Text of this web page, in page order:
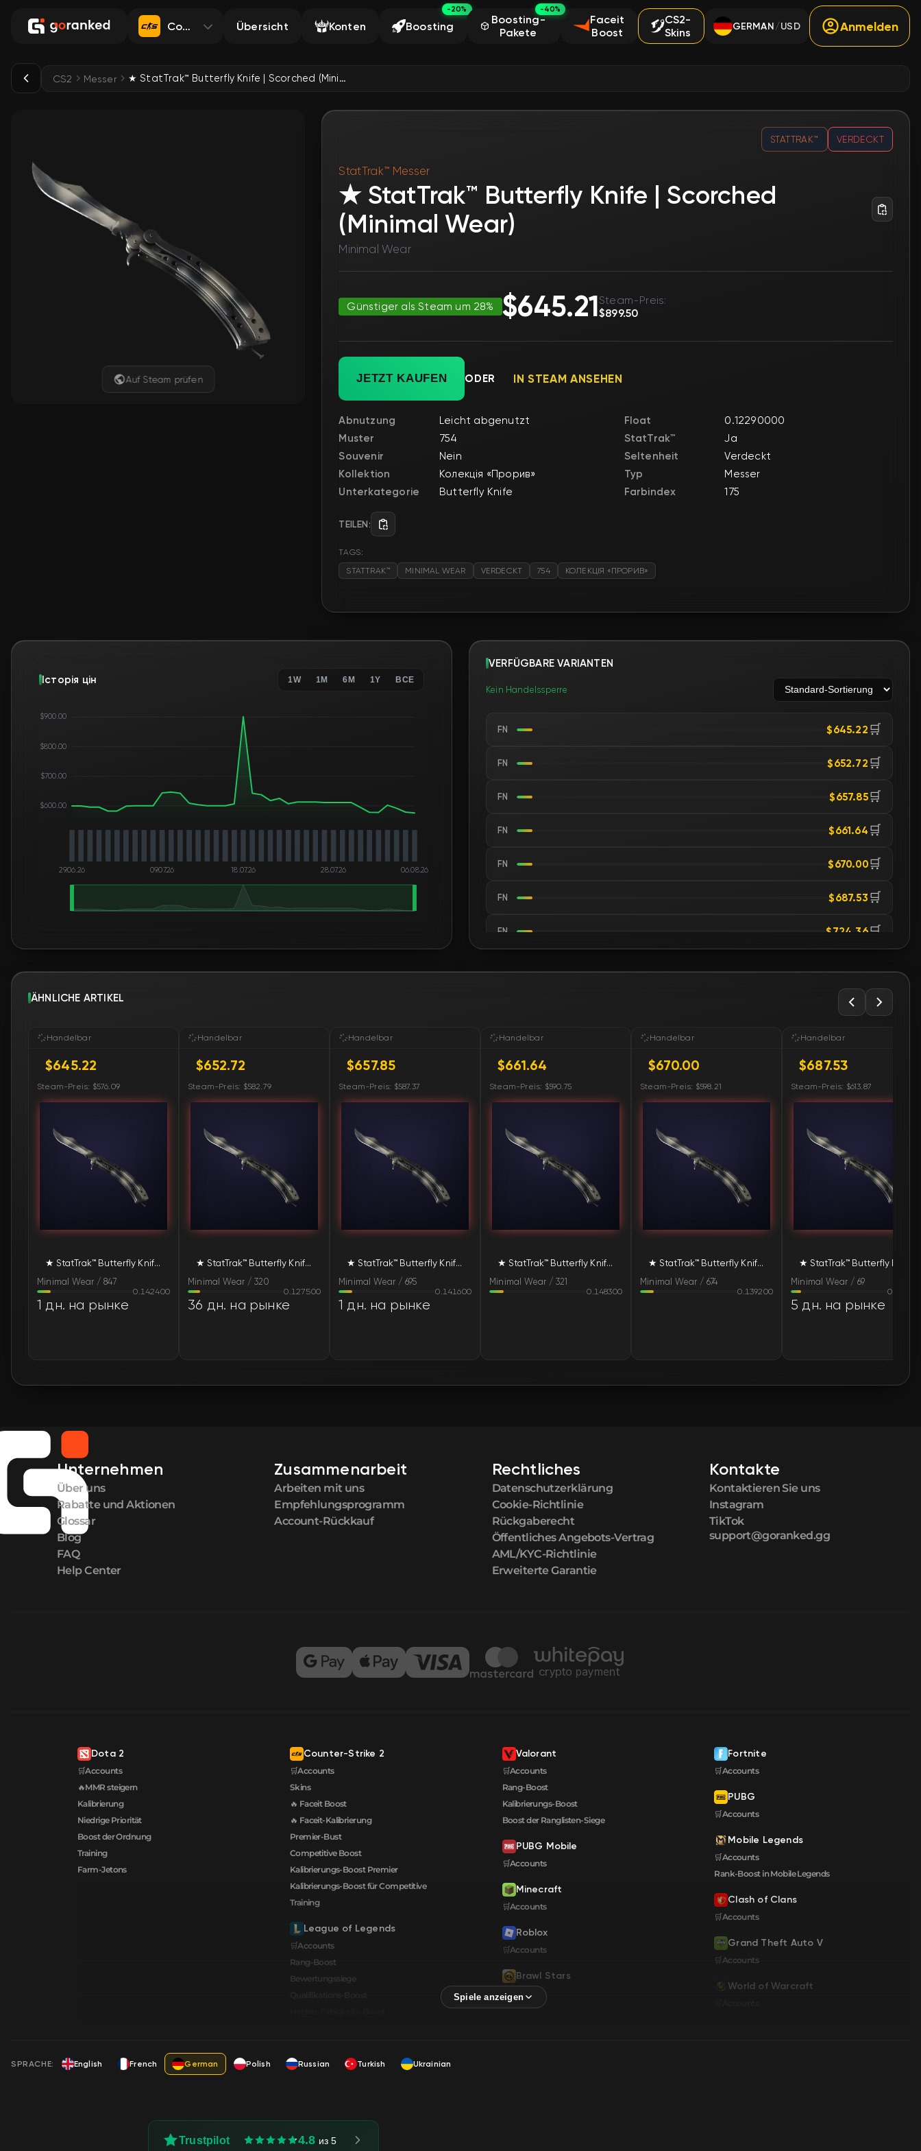
Counter-Strike 2Übersicht Konten Boosting
-20%
Boosting-
Pakete
-40%
Faceit
Boost
CS2-
Skins
GERMAN/USD Anmelden
CS2 Messer ★ StatTrak™ Butterfly Knife | Scorched (Minimal Wear)
Auf Steam prüfen
STATTRAK™ VERDECKT
StatTrak™ Messer
★ StatTrak™ Butterfly Knife | Scorched
(Minimal Wear)
Minimal Wear
Günstiger als Steam um 28% $645.21Steam-Preis:
$899.50
JETZT KAUFEN ODER IN STEAM ANSEHEN
Abnutzung Leicht abgenutzt Float
0.12290000
Muster
754 StatTrak™
Ja
Souvenir
Nein Seltenheit
Verdeckt
Kollektion
Колекція «Прорив» Typ
Messer
Unterkategorie
Butterfly Knife Farbindex 175
TEILEN:
TAGS:
STATTRAK™
MINIMAL WEAR VERDECKT 754 КОЛЕКЦІЯ «ПРОРИВ»
Історія цін 1W 1M 6M 1Y ВСЕ
$600.00
$700.00
$800.00
$900.00
29.06.26 09.07.26 18.07.26 28.07.26 06.08.26
VERFÜGBARE VARIANTEN
Kein Handelssperre
FN $645.22 🛒
FN $652.72 🛒
FN $657.85🛒
FN $661.64 🛒
FN $670.00🛒
FN $687.53 🛒
FN $724.36🛒
$741.70 🛒
FN $754.30
FN $757.28🛒
FN
$884.39🛒
FN $1 065.30🛒
FN $1 085.57🛒
ÄHNLICHE ARTIKEL
Handelbar
$645.22
Steam-Preis: $576.09
★ StatTrak™ Butterfly Knife | Scorched (Minimal Wear)
Minimal Wear / 847
0.142400
1 дн. на рынке
Handelbar
$652.72
Steam-Preis: $582.79
★ StatTrak™ Butterfly Knife | Scorched (Minimal Wear)
Minimal Wear / 320
0.127500
36 дн. на рынке
Handelbar
$657.85
Steam-Preis: $587.37
★ StatTrak™ Butterfly Knife | Scorched (Minimal Wear)
Minimal Wear / 695
0.141600
1 дн. на рынке
Handelbar
$661.64
Steam-Preis: $590.75
★ StatTrak™ Butterfly Knife | Scorched (Minimal Wear)
Minimal Wear / 321
0.148300
Handelbar
$670.00
Steam-Preis: $598.21
★ StatTrak™ Butterfly Knife | Scorched (Minimal Wear)
Minimal Wear / 674
0.139200
Handelbar
$687.53
Steam-Preis: $613.87
Minimal Wear / 69
5 дн. на рынке
Unternehmen
Über uns
Rabatte und Aktionen
Glossar
Blog
FAQ
Help Center
Zusammenarbeit
Arbeiten mit uns
Empfehlungsprogramm
Account-Rückkauf
Rechtliches
Datenschutzerklärung
Cookie-Richtlinie
Rückgaberecht
Öffentliches Angebots-Vertrag
AML/KYC-Richtlinie
Erweiterte Garantie
Kontakte
Kontaktieren Sie uns
Instagram
TikTok
support@goranked.gg
Dota 2
🛒Accounts
🔥MMR steigern
Kalibrierung
Niedrige Priorität
Boost der Ordnung
Training
Farm-Jetons
Counter-Strike 2
🛒Accounts
Skins
🔥 Faceit Boost
🔥 Faceit-Kalibrierung
Premier-Bust
Competitive Boost
Kalibrierungs-Boost Premier
Kalibrierungs-Boost für Competitive
Training
League of Legends
🛒Accounts
Rang-Boost
Bewertungssiege
Valorant
🛒Accounts
Rang-Boost
Kalibrierungs-Boost
Boost der Ranglisten-Siege
PUBG Mobile
🛒Accounts
Minecraft
🛒Accounts
Roblox
🛒Accounts
Brawl Stars
🛒Accounts
Fortnite
🛒Accounts
PUBG
🛒Accounts
Mobile Legends
🛒Accounts
Rank-Boost in Mobile Legends
Clash of Clans
🛒Accounts
Grand Theft Auto V
🛒Accounts
World of Warcraft
SPRACHE: English French German Polish Russian Turkish Ukrainian
Trustpilot 4.8 из 5